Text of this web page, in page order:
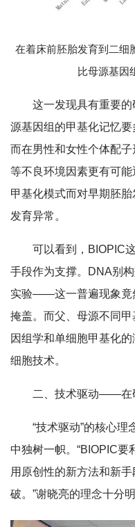
在着床前胚胎发育到二细
比母源基因
这一发现具有重要
源基因组的甲基化记忆
而在男性和女性个体配
等不良环境因素更有可
甲基化模式而对早期胚
发育异常。
可以看到，BIOPIC
手段作为支撑。DNA别
实验——这一普遍现象竟
掩盖。而父、母源不同
因组学和单细胞甲基化
细胞技术。
二、技术驱动——在
“技术驱动”的核心
中独树一帜。“BIOPIC要
用原创性的新方法和新
破。”谢晓亮的理念十分明